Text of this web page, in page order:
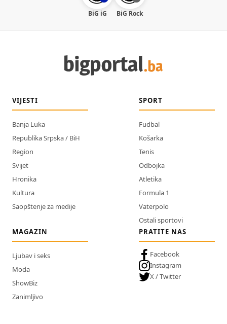
BiG iG BiG Rock
VIJESTI
Banja Luka
Republika Srpska / BiH
Region
Svijet
Hronika
Kultura
Saopštenje za medije
SPORT
Fudbal
Košarka
Tenis
Odbojka
Atletika
Formula 1
Vaterpolo
Ostali sportovi
MAGAZIN
Ljubav i seks
Moda
ShowBiz
Zanimljivo
PRATITE NAS
Facebook
Instagram
X / Twitter